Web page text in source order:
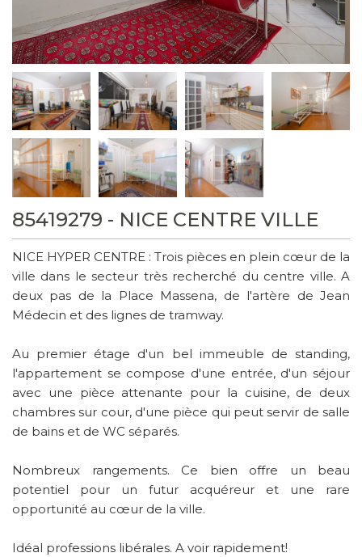
85419279 - NICE CENTRE VILLE
NICE HYPER CENTRE : Trois pièces en plein cœur de la
ville dans le secteur très recherché du centre ville. A
deux pas de la Place Massena, de l'artère de Jean
Médecin et des lignes de tramway.
Au premier étage d'un bel immeuble de standing,
l'appartement se compose d'une entrée, d'un séjour
avec une pièce attenante pour la cuisine, de deux
chambres sur cour, d'une pièce qui peut servir de salle
de bains et de WC séparés.
Nombreux rangements. Ce bien offre un beau
potentiel pour un futur acquéreur et une rare
opportunité au cœur de la ville.
Idéal professions libérales. A voir rapidement!